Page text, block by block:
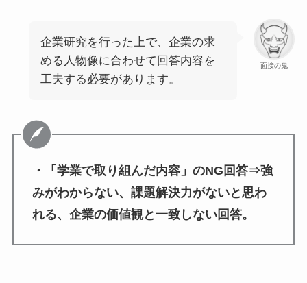
面接の鬼
企業研究を行った上で、企業の求
める人物像に合わせて回答内容を
工夫する必要があります。
・「学業で取り組んだ内容」のNG回答⇒強
みがわからない、課題解決力がないと思わ
れる、企業の価値観と一致しない回答。